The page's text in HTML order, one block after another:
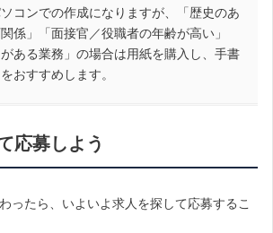
コンでの作成になりますが、「歴史のあ
係」「面接官／役職者の年齢が高い」
がある業務」の場合は用紙を購入し、手書
おすすめします。
応募しよう
ったら、いよいよ求人を探して応募するこ